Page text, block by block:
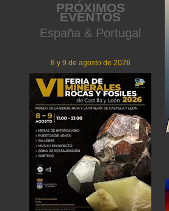
PRÓXIMOS
EVENTOS
España & Portugal
8 y 9 de agosto de 2026